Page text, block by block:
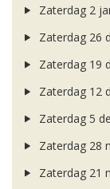
Zaterdag 2
Zaterdag 26
Zaterdag 19
Zaterdag 12
Zaterdag 5
Zaterdag 28
Zaterdag 21